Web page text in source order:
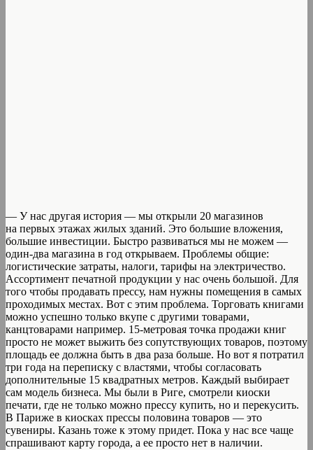
— У нас другая история — мы открыли 20 магазинов
на первых этажах жилых зданий. Это большие вложения,
большие инвестиции. Быстро развиваться мы не можем —
один-два магазина в год открываем. Проблемы общие:
логистические затраты, налоги, тарифы на электричество.
Ассортимент печатной продукции у нас очень большой. Для
того чтобы продавать прессу, нам нужны помещения в самых
проходимых местах. Вот с этим проблема. Торговать книгами
можно успешно только вкупе с другими товарами,
канцтоварами например. 15-метровая точка продажи книг
просто не может выжить без сопутствующих товаров, поэтому
площадь ее должна быть в два раза больше. Но вот я потратил
три года на переписку с властями, чтобы согласовать
дополнительные 15 квадратных метров. Каждый выбирает
сам модель бизнеса. Мы были в Риге, смотрели киоски
печати, где не только можно прессу купить, но и перекусить.
В Париже в киосках прессы половина товаров — это
сувениры. Казань тоже к этому придет. Пока у нас все чаще
спрашивают карту города, а ее просто нет в наличии.